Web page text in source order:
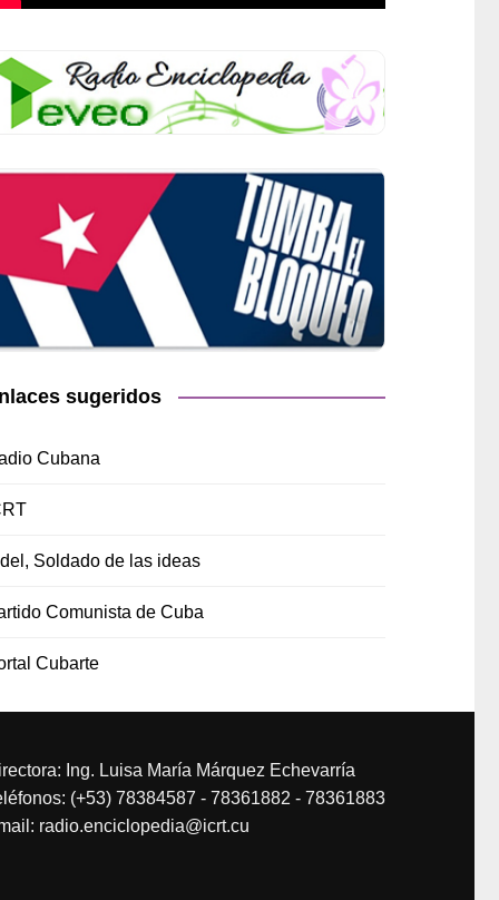
sugeridos
Cubana
Soldado de las ideas
Comunista de Cuba
Cubarte
Ing. Luisa María Márquez Echevarría
(+53) 78384587 - 78361882 - 78361883
radio.enciclopedia@icrt.cu